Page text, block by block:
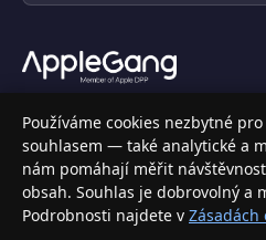
Váš specializovaný obchod s
elektronikou. Nakupujte bezpečně
INFORMACE
Doprava a doručení
Používáme cookies nezbytné
souhlasem — také analytické a
nám pomáhají měřit
obsah. Souhlas je dobrovolný a
Podrobnosti najdete v